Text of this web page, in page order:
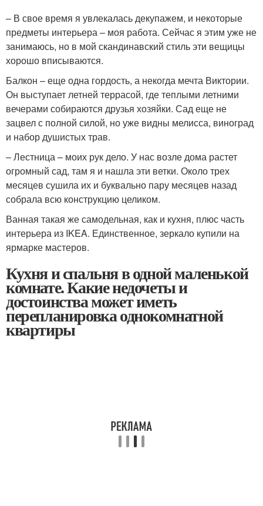
– В свое время я увлекалась декупажем, и некоторые
предметы интерьера – моя работа. Сейчас я этим уже не
занимаюсь, но в мой скандинавский стиль эти вещицы
хорошо вписываются.
Балкон – еще одна гордость, а некогда мечта Виктории.
Он выступает летней террасой, где теплыми летними
вечерами собираются друзья хозяйки. Сад еще не
зацвел с полной силой, но уже видны мелисса, виноград
и набор душистых трав.
– Лестница – моих рук дело. У нас возле дома растет
огромный сад, там я и нашла эти ветки. Около трех
месяцев сушила их и буквально пару месяцев назад
собрала всю конструкцию целиком.
Ванная такая же самодельная, как и кухня, плюс часть
интерьера из IKEA. Единственное, зеркало купили на
ярмарке мастеров.
Кухня и спальня в одной маленькой
комнате. Какие недочеты и
достоинства может иметь
перепланировка однокомнатной
квартиры